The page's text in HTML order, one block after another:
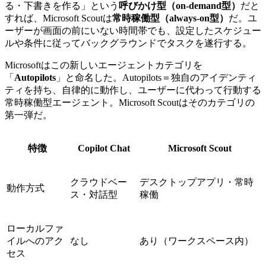
る・下書きを作る」という 呼びかけ型（on-demand型） だと
すれば、Microsoft Scoutは常時稼働型（always-on型） だ。ユ
ーザーが画面の前にいない時間帯でも、設定したスケジュー
ルや条件に従ってバックグラウンドでタスクを遂行する。
Microsoftはこの新しいエージェントカテゴリを
「 Autopilots 」と命名した。Autopilots＝独自のアイデンティ
ティを持ち、自律的に動作し、ユーザーに代わって行動する
常時稼働型エージェント。Microsoft Scoutはそのカテゴリの
第一弾だ。
特徴 Copilot Chat Microsoft Scout
動作方式
クラウドベー
ス・対話型
デスクトップアプリ・常時
稼働
ローカルファ
イルへのアク
セス
なし あり（ワークスペース内）